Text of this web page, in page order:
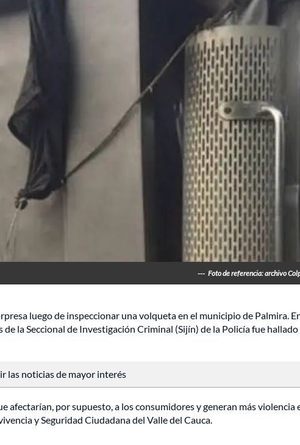
--- Foto de referencia: archivo
luego de inspeccionar una volqueta en el municipio de Palmira.
la Seccional de Investigación Criminal (Sijín) de la Policía fue hallado
las noticias de mayor interés
afectarían, por supuesto, a los consumidores y generan más violencia
y Seguridad Ciudadana del Valle del Cauca.